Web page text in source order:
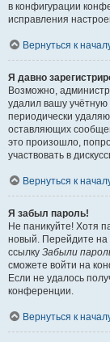
в конфигурации
исправления
Вернуться к
Я давно
Возможно,
удалил вашу учётную
периодически
оставляющих
это произошло,
участвовать в
Вернуться к
Я забыл пароль!
Не паникуйте! Хотя
новый. Перейдите на
ссылку Забыли
сможете войти на
Если не удалось
конференции.
Вернуться к